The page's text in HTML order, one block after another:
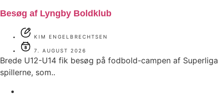
Besøg af Lyngby Boldklub
KIM ENGELBRECHTSEN
7. AUGUST 2026
Brede U12-U14 fik besøg på fodbold-campen af Superliga
spillerne, som..